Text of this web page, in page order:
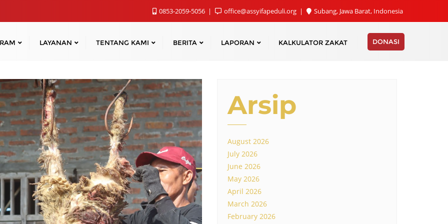
0853-2059-5056 office@assyifapeduli.org Subang, Jawa Barat, Indonesia
LAYANAN TENTANG KAMI BERITA LAPORAN KALKULATOR ZAKAT DONASI
Arsip
August 2026
July 2026
June 2026
May 2026
April 2026
March 2026
February 2026